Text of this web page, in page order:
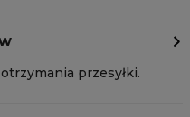
przesyłki.